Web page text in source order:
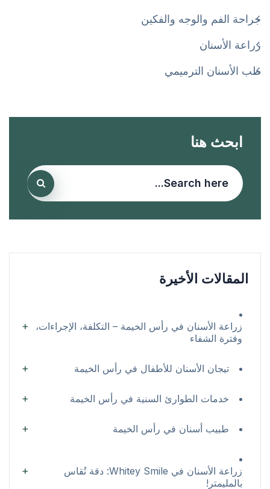
جراحة الفم والوجه والفكين
زراعة الأسنان
طب الأسنان الترميمي
ابحث هنا
المقالات الأخيرة
زراعة الأسنان في رأس الخيمة – التكلفة، الإجراءات،
وفترة الشفاء
تيجان الأسنان للأطفال في رأس الخيمة
خدمات الطوارئ السنية في رأس الخيمة
طبيب أسنان في رأس الخيمة
زراعة الأسنان في Whitey Smile: دقة تُقاس
بالمليمتر!